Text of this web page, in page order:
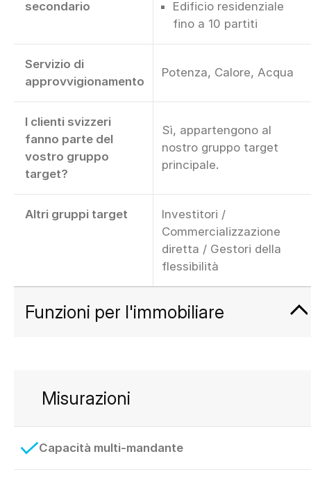
secondario
Edificio residenziale
fino a 10 partiti
Servizio di
approvvigionamento
Potenza, Calore, Acqua
I clienti svizzeri
fanno parte del
vostro gruppo
target?
Sì, appartengono al
nostro gruppo target
principale.
Altri gruppi target
Investitori /
Commercializzazione
diretta / Gestori della
flessibilità
Funzioni per l'immobiliare
Misurazioni
Capacità multi-mandante